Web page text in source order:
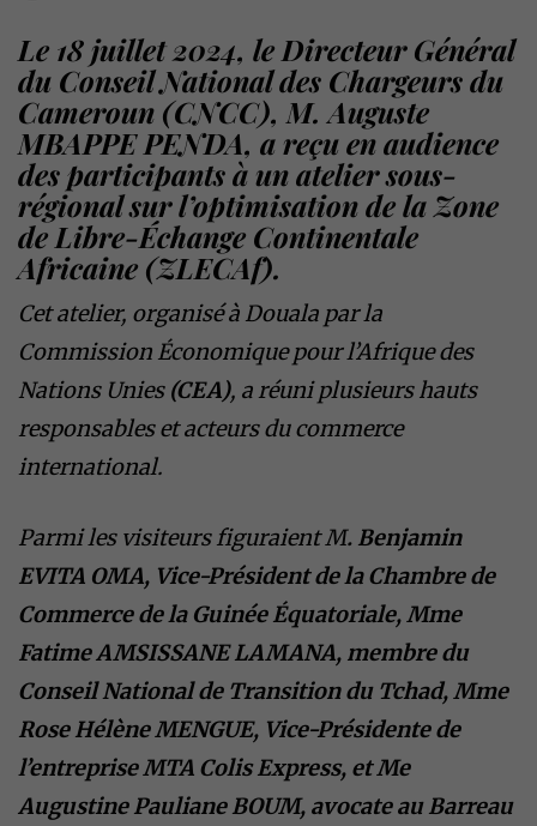
Le 18 juillet 2024, le Directeur Général
du Conseil National des Chargeurs du
Cameroun (CNCC), M. Auguste
MBAPPE PENDA, a reçu en audience
des participants à un atelier sous-
régional sur l’optimisation de la Zone
de Libre-Échange Continentale
Africaine (ZLECAf).
Cet atelier, organisé à Douala par la
Commission Économique pour l’Afrique des
Nations Unies (CEA), a réuni plusieurs hauts
responsables et acteurs du commerce
international.
Parmi les visiteurs figuraient M. Benjamin
EVITA OMA, Vice-Président de la Chambre de
Commerce de la Guinée Équatoriale, Mme
Fatime AMSISSANE LAMANA, membre du
Conseil National de Transition du Tchad, Mme
Rose Hélène MENGUE, Vice-Présidente de
l’entreprise MTA Colis Express, et Me
Augustine Pauliane BOUM, avocate au Barreau